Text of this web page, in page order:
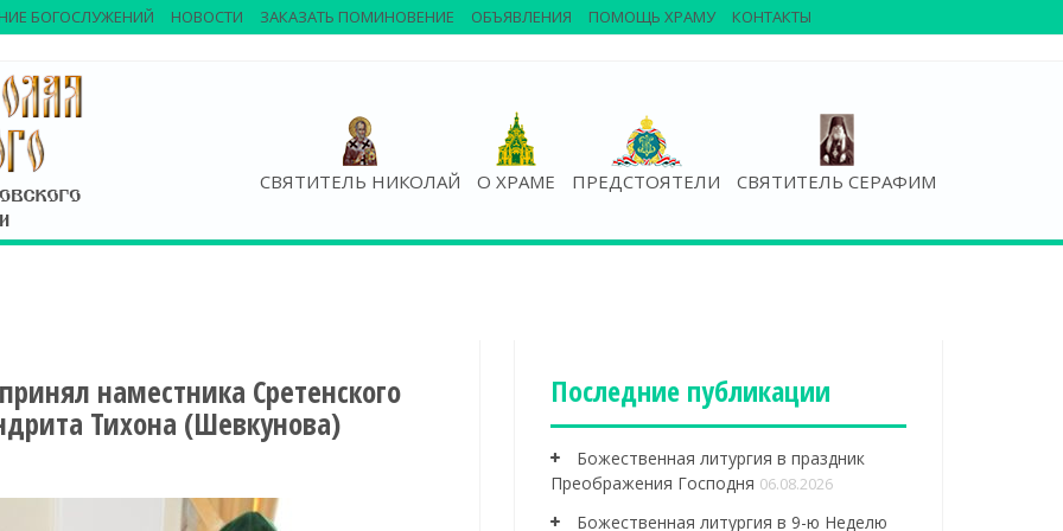
СВЯТИТЕЛЬ НИКОЛАЙ О ХРАМЕ ПРЕДСТОЯТЕЛИ СВЯТИТЕЛЬ СЕРАФИМ
БОГОСЛУЖЕНИЙ НОВОСТИ ЗАКАЗАТЬ ПОМИНОВЕНИЕ ОБЪЯВЛЕНИЯ ПОМОЩЬ ХРАМУ КОНТАКТЫ
наместника Сретенского
Тихона (Шевкунова)
Последние публикации
Божественная литургия в праздник
Преображения Господня 06.08.2026
Божественная литургия в 9-ю Неделю